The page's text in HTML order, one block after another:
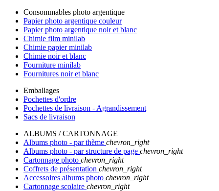
Consommables photo argentique
Papier photo argentique couleur
Papier photo argentique noir et blanc
Chimie film minilab
Chimie papier minilab
Chimie noir et blanc
Fourniture minilab
Fournitures noir et blanc
Emballages
Pochettes d'ordre
Pochettes de livraison - Agrandissement
Sacs de livraison
ALBUMS / CARTONNAGE
Albums photo - par thème chevron_right
Albums photo - par structure de page chevron_right
Cartonnage photo chevron_right
Coffrets de présentation chevron_right
Accessoires albums photo chevron_right
Cartonnage scolaire chevron_right